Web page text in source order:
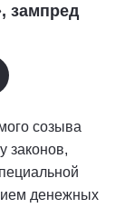
зампред
созыва
законов,
денежных